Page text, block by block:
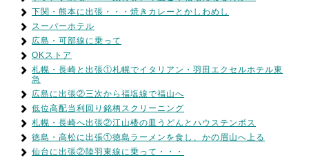
下関・熊本に出張・・・焼きカレーとかしわめし
スーパーホテル
広島・可部線に乗って
OKストア
札幌・長崎と出張①札幌でイタリアン・羽田エクセルホテル東
急
広島に出張②三次から福塩線で福山へ
低位高配当利回り銘柄スクリーニング
札幌・長崎へ出張②江山楼の皿うどんとハウステンボス
徳島・高松に出張①徳島ラーメンを食し、かの眉山へ上る
仙台に出張②陸羽東線に乗って・・・